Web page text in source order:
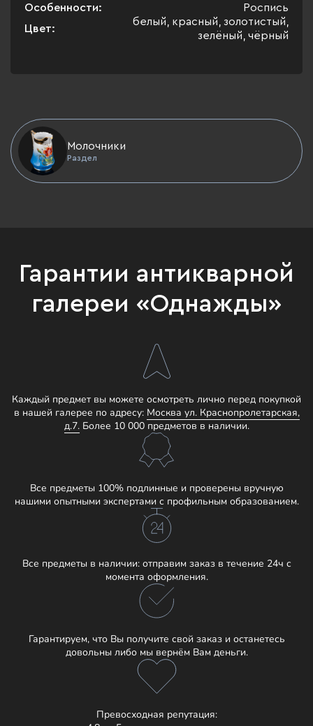
Особенности:
Роспись
Цвет:
белый, красный, золотистый,
зелёный, чёрный
Молочники
Раздел
Гарантии антикварной
галереи «Однажды»
Каждый предмет вы можете осмотреть лично перед покупкой
в нашей галерее по адресу: Москва ул. Краснопролетарская,
д.7.Более 10 000 предметов в наличии.
Все предметы 100% подлинные и проверены вручную
нашими опытными экспертами с профильным образованием.
Все предметы в наличии: отправим заказ в течение 24ч с
момента оформления.
Гарантируем, что Вы получите свой заказ и останетесь
довольны либо мы вернём Вам деньги.
Превосходная репутация: